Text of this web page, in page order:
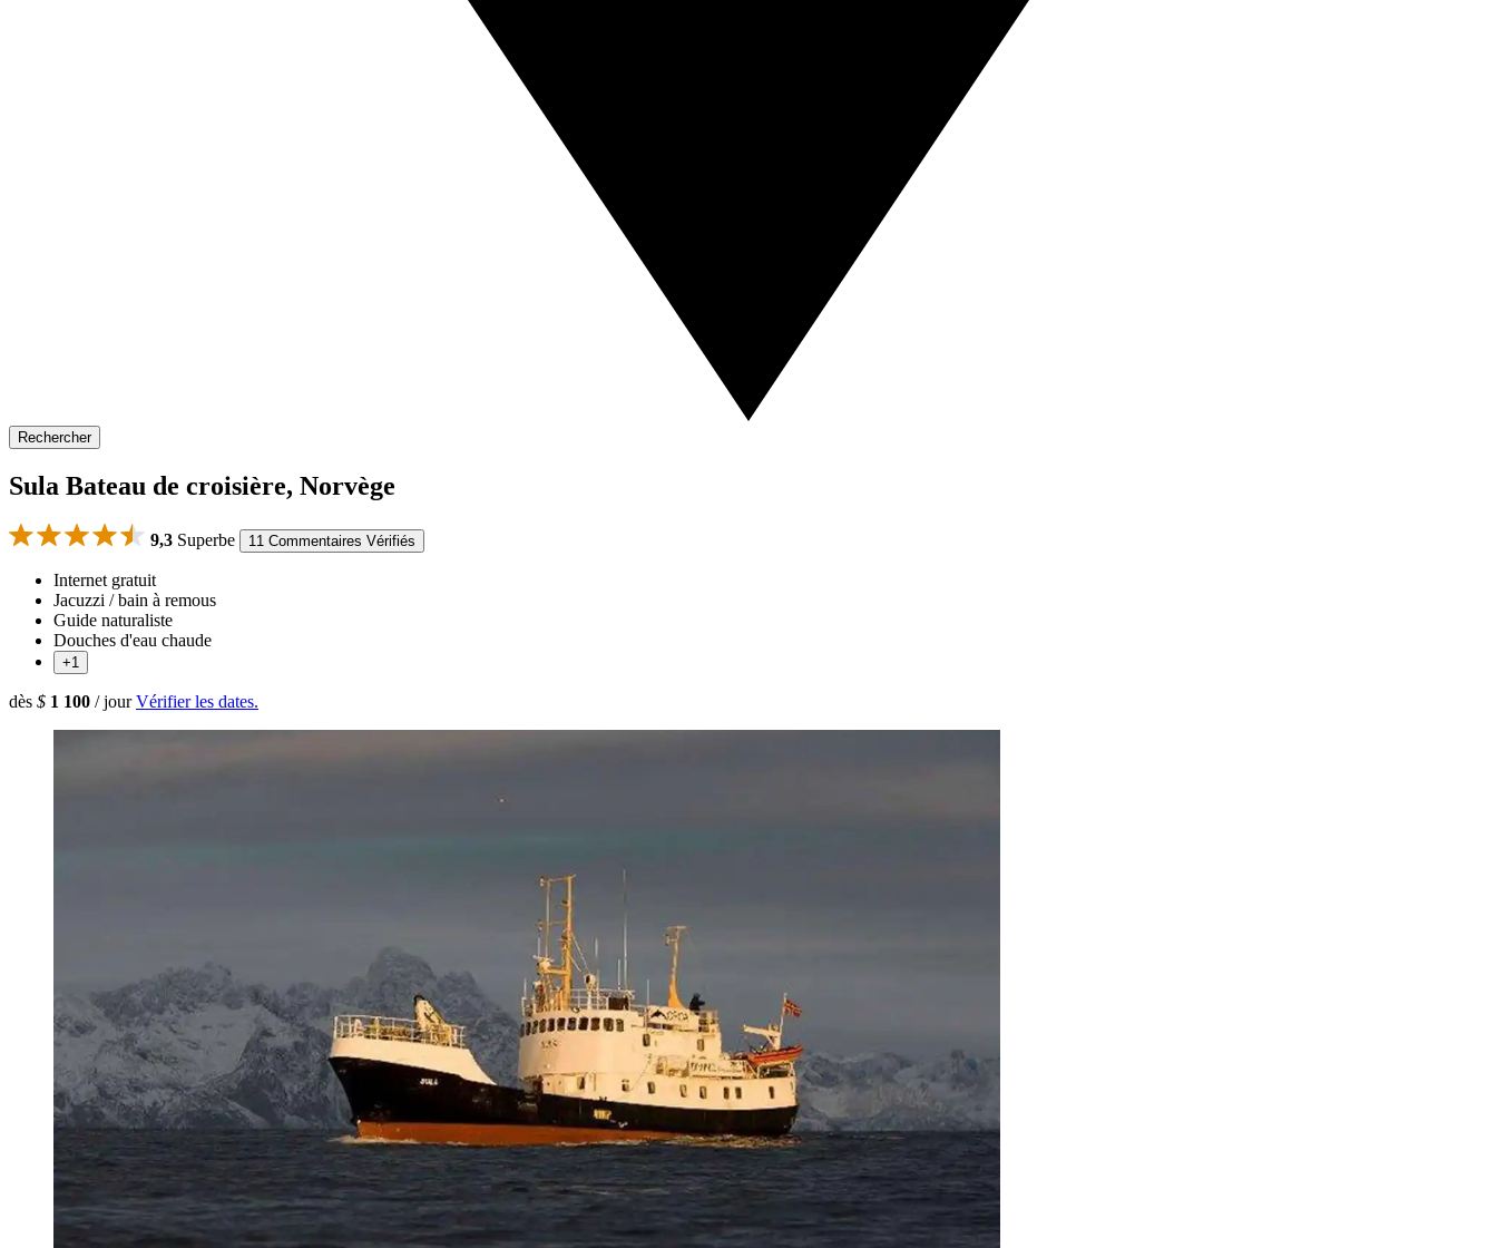
Rechercher
Sula Bateau de croisière, Norvège
9,3 Superbe 11 Commentaires Vérifiés
Internet gratuit
Jacuzzi / bain à remous
Guide naturaliste
Douches d'eau chaude
+1
dès $ 1 100 / jour Vérifier les dates.